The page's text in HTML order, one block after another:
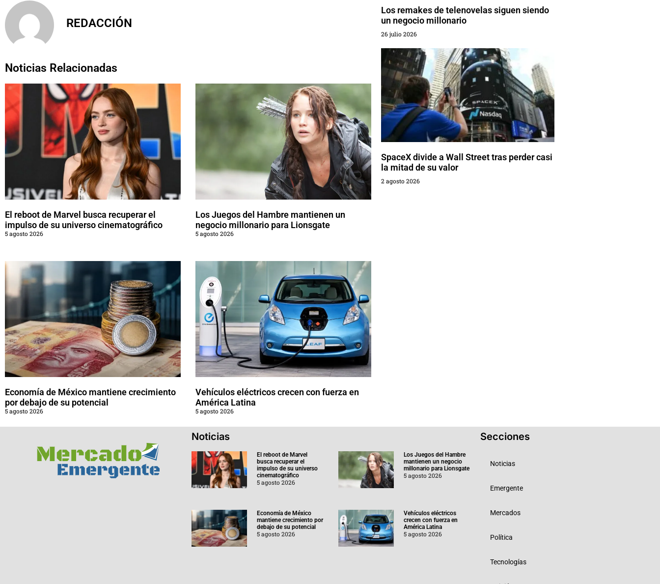
REDACCIÓN
Noticias Relacionadas
El reboot de Marvel busca recuperar el
impulso de su universo cinematográfico
5 agosto 2026
Los Juegos del Hambre mantienen un
negocio millonario para Lionsgate
5 agosto 2026
Economía de México mantiene crecimiento
por debajo de su potencial
5 agosto 2026
Vehículos eléctricos crecen con fuerza en
América Latina
5 agosto 2026
Los remakes de telenovelas siguen siendo
un negocio millonario
26 julio 2026
SpaceX divide a Wall Street tras perder casi
la mitad de su valor
2 agosto 2026
Noticias
El reboot de Marvel
busca recuperar el
impulso de su universo
cinematográfico
5 agosto 2026
Los Juegos del Hambre
mantienen un negocio
millonario para Lionsgate
5 agosto 2026
Economía de México
mantiene crecimiento por
debajo de su potencial
5 agosto 2026
Vehículos eléctricos
crecen con fuerza en
América Latina
5 agosto 2026
Secciones
Noticias
Emergente
Mercados
Política
Tecnologías